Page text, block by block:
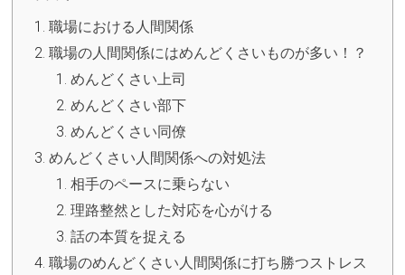
職場における人間関係
職場の人間関係にはめんどくさいものが多い！？
めんどくさい上司
めんどくさい部下
めんどくさい同僚
めんどくさい人間関係への対処法
相手のペースに乗らない
理路整然とした対応を心がける
話の本質を捉える
職場のめんどくさい人間関係に打ち勝つストレス